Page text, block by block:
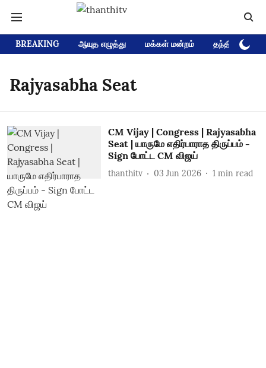
BREAKING ஆயுத எழுத்து மக்கள் மன்றம் தந்தி டிவி
Rajyasabha Seat
CM Vijay | Congress | Rajyasabha
Seat | யாருமே எதிர்பாராத திருப்பம் -
Sign போட்ட CM விஜய்
thanthitv 03 Jun 2026 1 min read